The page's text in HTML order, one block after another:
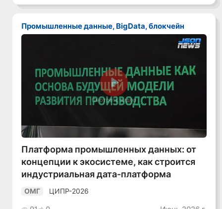
Промышленные данные, BigData, блокчейн
Смотреть видео
Платформа промышленных данных: от
концепции к экосистеме, как строится
индустриальная дата-платформа
ОМГ ЦИПР-2026